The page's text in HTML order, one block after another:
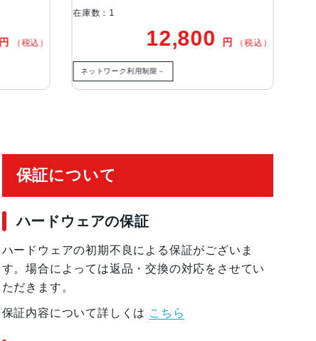
円 （税込）
在庫数：1
12,800 円 （税込）
ネットワーク利用制限－
保証について
ハードウェアの保証
ハードウェアの初期不良による保証がございま
す。場合によっては返品・交換の対応をさせてい
ただきます。
保証内容について詳しくは こちら